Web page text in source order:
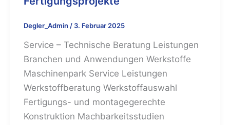
Degler_Admin / 3. Februar 2025
Service – Technische Beratung Leistungen
Branchen und Anwendungen Werkstoffe
Maschinenpark Service Leistungen
Werkstoffberatung Werkstoffauswahl
Fertigungs- und montagegerechte
Konstruktion Machbarkeitsstudien